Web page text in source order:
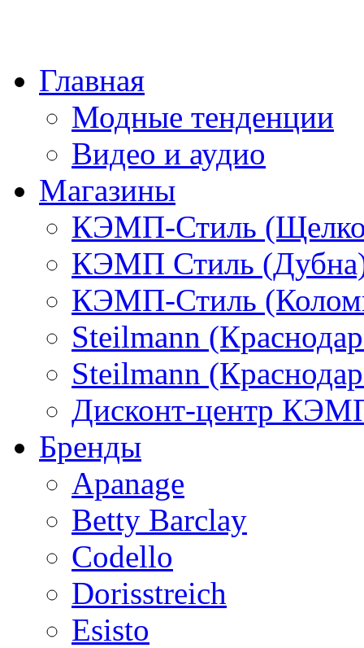
Главная
Модные тенденции
Видео и аудио
Магазины
КЭМП-Стиль
КЭМП Стиль
КЭМП-Стиль
Steilmann
Steilmann
Дисконт-центр
Бренды
Apanage
Betty Barclay
Codello
Dorisstreich
Esisto